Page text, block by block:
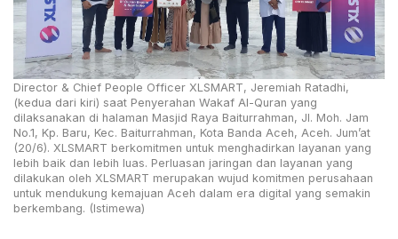
Director & Chief People Officer XLSMART, Jeremiah Ratadhi,
(kedua dari kiri) saat Penyerahan Wakaf Al-Quran yang
dilaksanakan di halaman Masjid Raya Baiturrahman, Jl. Moh. Jam
No.1, Kp. Baru, Kec. Baiturrahman, Kota Banda Aceh, Aceh. Jum’at
(20/6). XLSMART berkomitmen untuk menghadirkan layanan yang
lebih baik dan lebih luas. Perluasan jaringan dan layanan yang
dilakukan oleh XLSMART merupakan wujud komitmen perusahaan
untuk mendukung kemajuan Aceh dalam era digital yang semakin
berkembang. (Istimewa)